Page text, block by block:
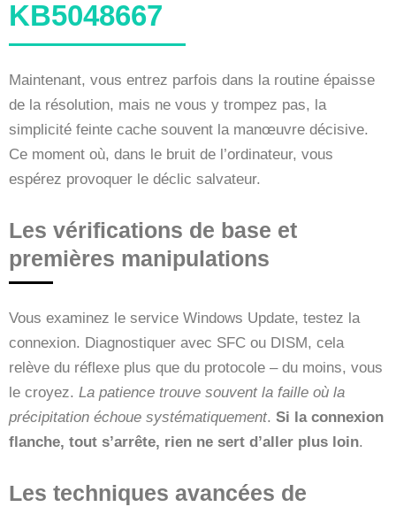
KB5048667
Maintenant, vous entrez parfois dans la routine épaisse
de la résolution, mais ne vous y trompez pas, la
simplicité feinte cache souvent la manœuvre décisive.
Ce moment où, dans le bruit de l’ordinateur, vous
espérez provoquer le déclic salvateur.
Les vérifications de base et
premières manipulations
Vous examinez le service Windows Update, testez la
connexion. Diagnostiquer avec SFC ou DISM, cela
relève du réflexe plus que du protocole – du moins, vous
le croyez. La patience trouve souvent la faille où la
précipitation échoue systématiquement. Si la connexion
flanche, tout s’arrête, rien ne sert d’aller plus loin.
Les techniques avancées de